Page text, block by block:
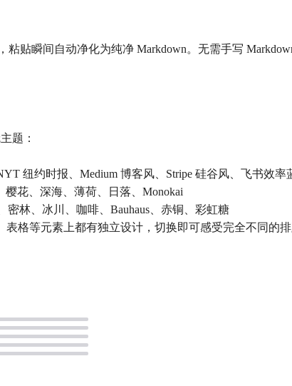
粘贴瞬间自动净化为纯净 Markdown。无需手写
题：
纽约时报、Medium 博客风、Stripe 硅谷风、飞书效率
樱花、深海、薄荷、日落、Monokai
密林、冰川、咖啡、Bauhaus、赤铜、彩虹糖
格等元素上都有独立设计，切换即可感受完全不同的排